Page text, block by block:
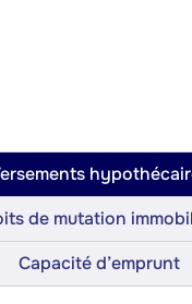
de mutation
Capacité d’emprunt